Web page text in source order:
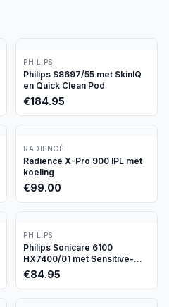
PHILIPS
Philips S8697/55 met SkinIQ
en Quick Clean Pod
€184.95
RADIENCÉ
Radiencé X-Pro 900 IPL met
koeling
€99.00
PHILIPS
Philips Sonicare 6100
HX7400/01 met Sensitive-
stand
€84.95